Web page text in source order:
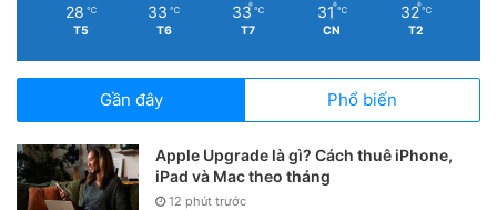
28 ℃
T5
33 ℃
T6
33 ℃
T7
31 ℃
CN
32 ℃
T2
Gần đây Phổ biến
Apple Upgrade là gì? Cách thuê iPhone,
iPad và Mac theo tháng
12 phút trước